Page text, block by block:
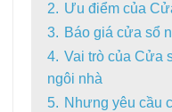
2. Ưu điểm của
3. Báo giá cửa sổ
4. Vai trò của Cửa
ngôi nhà
5. Nhưng yêu cầu